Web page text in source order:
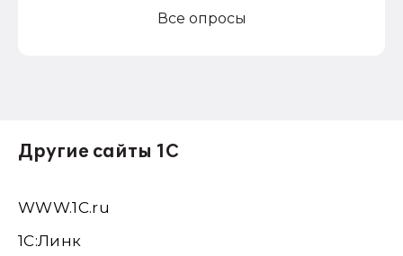
Все опросы
Другие сайты 1С
WWW.1С.ru
1С:Линк